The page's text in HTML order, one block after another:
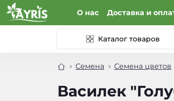
О нас Доставка и
Каталог товаров
Семена Семена цветов
Василек